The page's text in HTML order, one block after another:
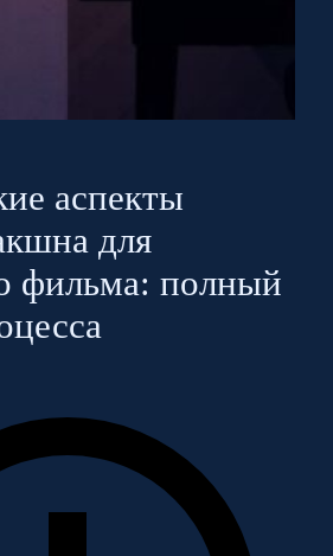
аспекты
для
фильма: полный